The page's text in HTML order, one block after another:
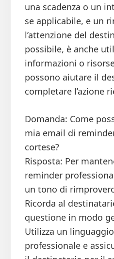
una scadenza o un
se applicabile, e un
l’attenzione del
possibile, è anche
informazioni o
possono aiutare il
completare l’azione
Domanda: Come
mia email di
cortese?
Risposta: Per
reminder
un tono di
Ricorda al
questione in modo
Utilizza un
professionale e